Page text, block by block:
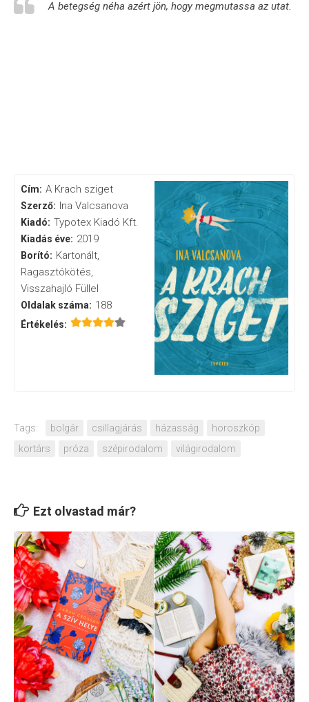
A betegség néha azért jön, hogy megmutassa az utat.
Cím: A Krach sziget
Szerző: Ina Valcsanova
Kiadó: Typotex Kiadó Kft.
Kiadás éve: 2019
Borító: Kartonált,
Ragasztókötés,
Visszahajló Füllel
Oldalak száma: 188
Értékelés:
Tags: bolgár csillagjárás házasság
horoszkóp
kortárs
próza szépirodalom világirodalom
Ezt olvastad már?